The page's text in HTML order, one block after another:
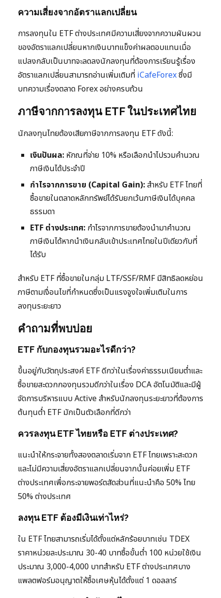
ความเสี่ยงจากอัตราแลกเปลี่ยน
การลงทุนใน ETF ต่างประเทศมีความเสี่ยงจากความผันผวน
ของอัตราแลกเปลี่ยนหากเงินบาทแข็งค่าผลตอบแทนเมื่อ
แปลงกลับเป็นบาทจะลดลงนักลงทุนที่ต้องการเรียนรู้เรื่อง
อัตราแลกเปลี่ยนสามารถอ่านเพิ่มเติมที่ iCafeForexซึ่งมี
บทความเรื่องตลาด Forex อย่างครบถ้วน
ภาษีจากการลงทุน ETF ในประเทศไทย
นักลงทุนไทยต้องเสียภาษีจากการลงทุน ETF ดังนี้:
เงินปันผล: หักณที่จ่าย 10% หรือเลือกนำไปรวมคำนวณ
ภาษีเงินได้ประจำปี
กำไรจากการขาย (Capital Gain):สำหรับ ETF ไทยที่
ซื้อขายในตลาดหลักทรัพย์ได้รับยกเว้นภาษีเงินได้บุคคล
ธรรมดา
ETF ต่างประเทศ: กำไรจากการขายต้องนำมาคำนวณ
ภาษีเงินได้หากนำเงินกลับเข้าประเทศไทยในปีเดียวกับที่
ได้รับ
สำหรับ ETF ที่ซื้อขายในกลุ่ม LTF/SSF/RMF มีสิทธิลดหย่อน
ภาษีตามเงื่อนไขที่กำหนดซึ่งเป็นแรงจูงใจเพิ่มเติมในการ
ลงทุนระยะยาว
คำถามที่พบบ่อย
ETF กับกองทุนรวมอะไรดีกว่า?
ขึ้นอยู่กับวัตถุประสงค์ ETF ดีกว่าในเรื่องค่าธรรมเนียมต่ำและ
ซื้อขายสะดวกกองทุนรวมดีกว่าในเรื่อง DCA อัตโนมัติและมีผู้
จัดการบริหารแบบ Active สำหรับนักลงทุนระยะยาวที่ต้องการ
ต้นทุนต่ำ ETF มักเป็นตัวเลือกที่ดีกว่า
ควรลงทุน ETF ไทยหรือ ETF ต่างประเทศ?
แนะนำให้กระจายทั้งสองตลาดเริ่มจาก ETF ไทยเพราะสะดวก
และไม่มีความเสี่ยงอัตราแลกเปลี่ยนจากนั้นค่อยเพิ่ม ETF
ต่างประเทศเพื่อกระจายพอร์ตสัดส่วนที่แนะนำคือ 50% ไทย
50% ต่างประเทศ
ลงทุน ETF ต้องมีเงินเท่าไหร่?
ใน ETF ไทยสามารถเริ่มได้ตั้งแต่หลักร้อยบาทเช่น TDEX
ราคาหน่วยละประมาณ 30-40 บาทซื้อขั้นต่ำ 100 หน่วยใช้เงิน
ประมาณ 3,000-4,000 บาทสำหรับ ETF ต่างประเทศบาง
แพลตฟอร์มอนุญาตให้ซื้อเศษหุ้นได้ตั้งแต่ 1 ดอลลาร์